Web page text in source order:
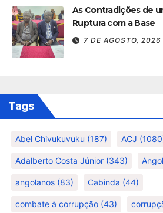
As Contradições de
Ruptura com a Base
7 DE AGOSTO, 2026
Tags
Abel Chivukuvuku (187) ACJ
Adalberto Costa Júnior (343)
angolanos (83) Cabinda (44)
combate à corrupção (43)